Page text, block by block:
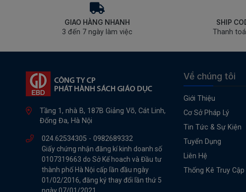
GIAO HÀNG NHANH
3 đến 7 ngày làm việc
SHIP
Thanh
Tầng 1, nhà B, 187B Giảng Võ, Cát Linh,
Đống Đa, Hà Nội
024.62534305 - 0982689332
Giấy chứng nhận đăng kí kinh doanh số
0107319663 do Sở Kế hoach và Đầu tư
thành phố Hà Nội cấp lần đầu ngày
01/02/2016, đăng ký thay đổi lần thứ 5
Về chúng tôi
Giới Thiệu
Cơ Sở Pháp Lý
Tin Tức & Sự Kiện
Tuyển Dụng
Liên Hệ
Thống Kê Truy Cập